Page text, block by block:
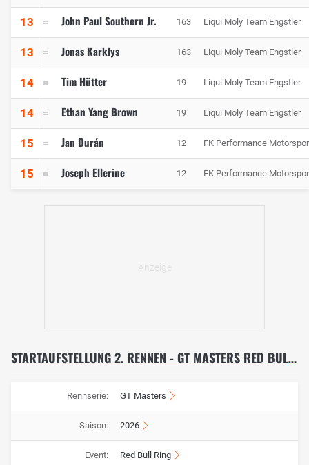
13 John Paul Southern Jr. 163 Liqui Moly Team Engstler
13 Jonas Karklys 163 Liqui Moly Team Engstler
14 Tim Hütter 19 Liqui Moly Team Engstler
14 Ethan Yang Brown 19 Liqui Moly Team Engstler
15 Jan Durán 12 FK Performance
15 Joseph Ellerine 12 FK Performance
STARTAUFSTELLUNG 2. RENNEN - GT MASTERS RED BULL RING
Rennserie: GT Masters
Saison: 2026
Event: Red Bull Ring